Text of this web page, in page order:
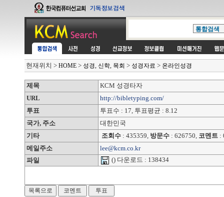
현재위치 > HOME > 성경, 신학, 목회 > 성경자료 > 온라인성경
제목
KCM 성경타자
URL
http://bibletyping.com/
투표
투표수 : 17, 투표평균 : 8.12
국가, 주소
대한민국
기타
조회수 : 435359, 방문수 : 626750, 코멘트 :
메일주소
lee@kcm.co.kr
파일
() 다운로드 : 138434